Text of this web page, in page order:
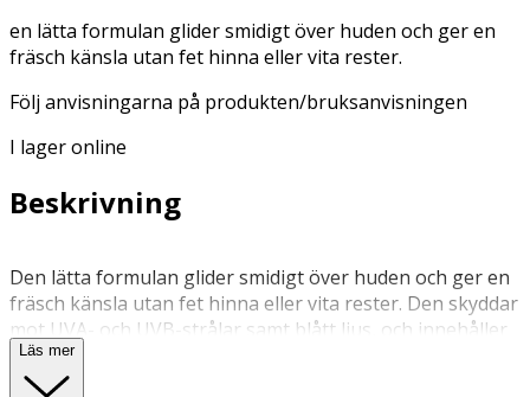
en lätta formulan glider smidigt över huden och ger en
fräsch känsla utan fet hinna eller vita rester.
Följ anvisningarna på produkten/bruksanvisningen
I lager online
Beskrivning
Den lätta formulan glider smidigt över huden och ger en
fräsch känsla utan fet hinna eller vita rester. Den skyddar
mot UVA- och UVB-strålar samt blått ljus, och innehåller
fuktgivande ingredienser som hjälper till att återfukta
huden och bevara dess ungdomliga utseende.
Läs mer